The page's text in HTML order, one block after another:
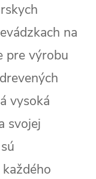
na
pre výrobu
vysoká
svojej